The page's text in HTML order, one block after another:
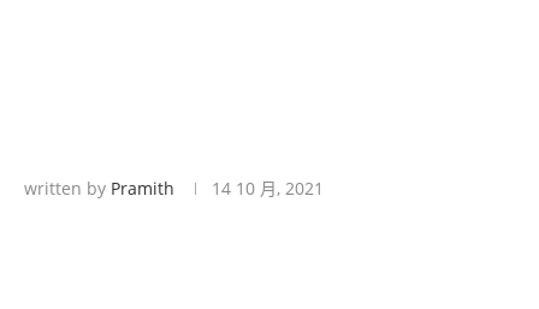
written by Pramith 14 10 月, 2021